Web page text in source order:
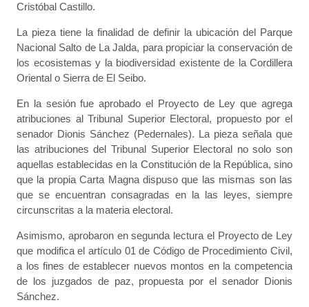
Cristóbal Castillo.
La pieza tiene la finalidad de definir la ubicación del Parque
Nacional Salto de La Jalda, para propiciar la conservación de
los ecosistemas y la biodiversidad existente de la Cordillera
Oriental o Sierra de El Seibo.
En la sesión fue aprobado el Proyecto de Ley que agrega
atribuciones al Tribunal Superior Electoral, propuesto por el
senador Dionis Sánchez (Pedernales). La pieza señala que
las atribuciones del Tribunal Superior Electoral no solo son
aquellas establecidas en la Constitución de la República, sino
que la propia Carta Magna dispuso que las mismas son las
que se encuentran consagradas en la las leyes, siempre
circunscritas a la materia electoral.
Asimismo, aprobaron en segunda lectura el Proyecto de Ley
que modifica el artículo 01 de Código de Procedimiento Civil,
a los fines de establecer nuevos montos en la competencia
de los juzgados de paz, propuesta por el senador Dionis
Sánchez.